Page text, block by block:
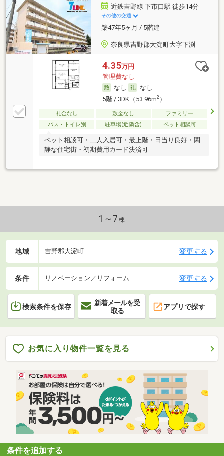
近鉄吉野線 下市口駅 徒歩14分
その他の交通
築47年5ヶ月 / 5階建
奈良県吉野郡大淀町大字下渕
4.35万円
管理費なし
なし
なし
5階 / 3DK（53.96m2）
礼金なし 敷金なし
ファミリー
バス・トイレ別
駐車場(近隣含) ペット相談可
ペット相談可・二人入居可・最上階・日当り良好・閑
静な住宅街・初期費用カード決済可
1～7 棟
地域 吉野郡大淀町 変更する
条件 リノベーション／リフォーム 変更する
検索条件を保存
新着メールを受
取る
アプリで探す
お気に入り物件一覧を見る
条件を追加する